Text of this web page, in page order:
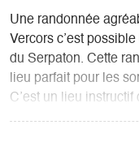
Une randonnée
Vercors c’est
du Serpaton. Cette
lieu parfait pour les
C’est un lieu
Gresse en Vercors